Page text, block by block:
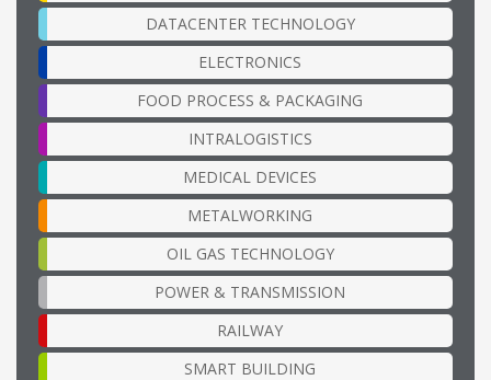
DATACENTER TECHNOLOGY
ELECTRONICS
FOOD PROCESS & PACKAGING
INTRALOGISTICS
MEDICAL DEVICES
METALWORKING
OIL GAS TECHNOLOGY
POWER & TRANSMISSION
RAILWAY
SMART BUILDING